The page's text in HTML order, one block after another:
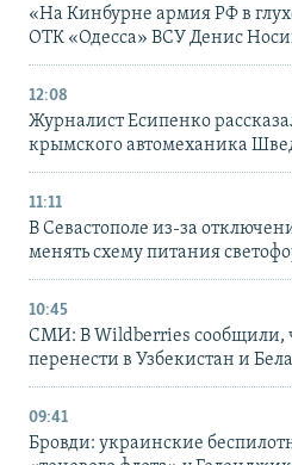
«На Кинбурне армия РФ в
ОТК «Одесса» ВСУ Денис
12:08
Журналист Есипенко
крымского автомеханика
11:11
В Севастополе из-за
менять схему питания
10:45
СМИ: В Wildberries сообщили,
перенести в Узбекистан и
09:41
Бровди: украинские